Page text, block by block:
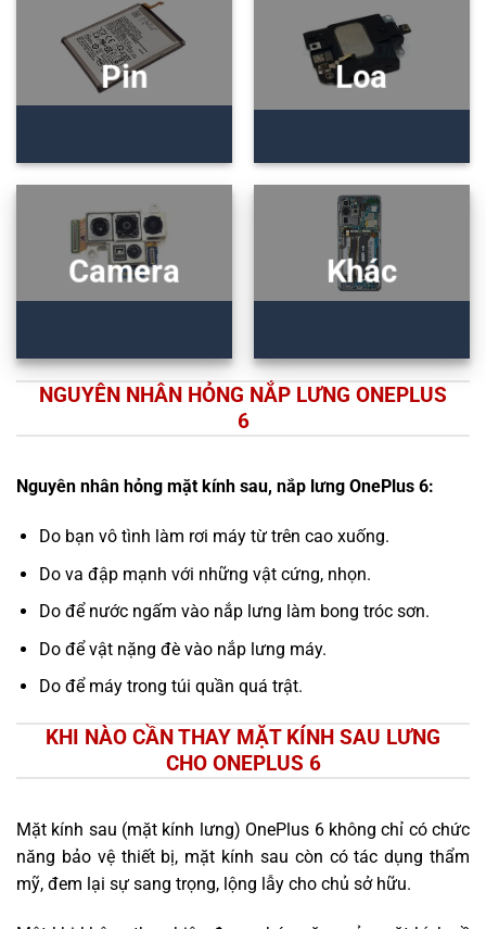
Pin Loa
Camera Khác
NGUYÊN NHÂN HỎNG NẮP LƯNG ONEPLUS
6
Nguyên nhân hỏng mặt kính sau, nắp lưng OnePlus 6:
Do bạn vô tình làm rơi máy từ trên cao xuống.
Do va đập mạnh với những vật cứng, nhọn.
Do để nước ngấm vào nắp lưng làm bong tróc sơn.
Do để vật nặng đè vào nắp lưng máy.
Do để máy trong túi quần quá trật.
KHI NÀO CẦN THAY MẶT KÍNH SAU LƯNG
CHO ONEPLUS 6
Mặt kính sau (mặt kính lưng) OnePlus 6 không chỉ có chức
năng bảo vệ thiết bị, mặt kính sau còn có tác dụng thẩm
mỹ, đem lại sự sang trọng, lộng lẫy cho chủ sở hữu.